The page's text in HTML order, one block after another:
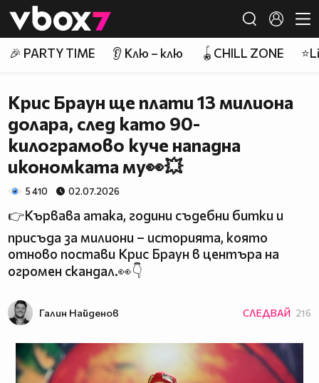
👾
🎉 PARTY TIME 👂 Клю – клю 🪀CHILL ZONE
Крис Браун ще плати 13 милиона
долара, след като 90-
килограмово куче нападна
икономката му👀💥
5 410 02.07.2026
👉Кървава атака, години съдебни битки и
присъда за милиони – историята, която
отново постави Крис Браун в центъра на
огромен скандал.👀👇
Галин Найденов СЛЕДВАЙ 216